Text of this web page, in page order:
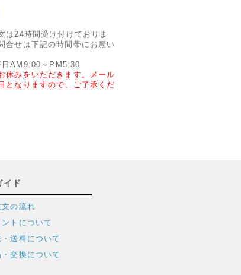
は24時間受け付けておりま
合せは下記の時間帯にお願い
AM9:00～PM5:30
休みをいただきます。メール
となりますので、ご了承くだ
イド
文の流れ
ントについて
・送料について
・交換について